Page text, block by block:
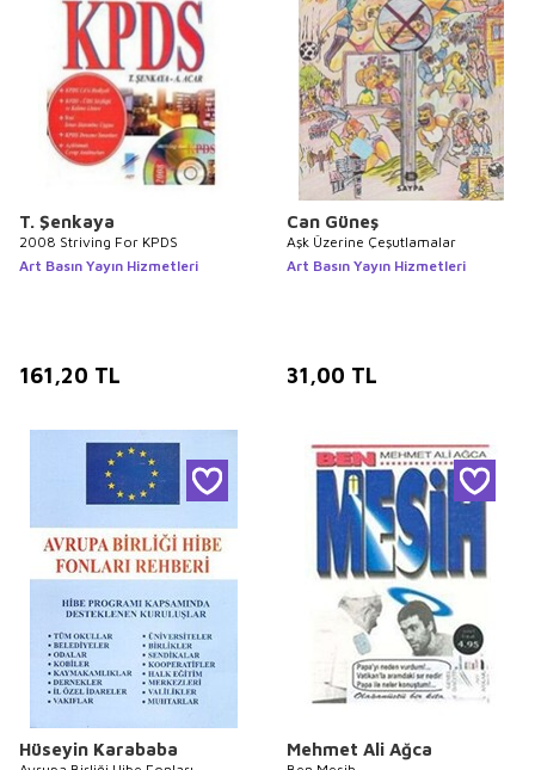
T. Şenkaya
2008 Striving For KPDS
Art Basın Yayın Hizmetleri
161,20 TL
Can Güneş
Aşk Üzerine Çeşutlamalar
Art Basın Yayın Hizmetleri
31,00 TL
Hüseyin Karababa Mehmet Ali Ağca